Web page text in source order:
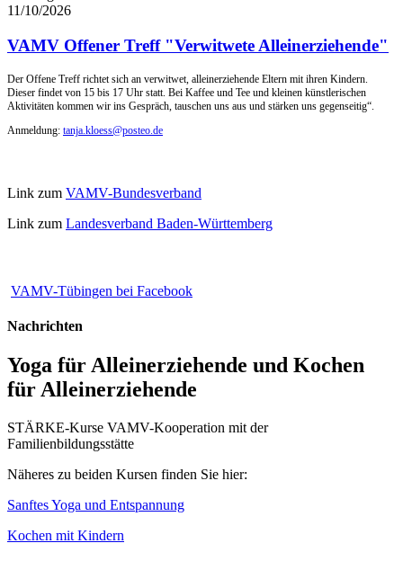
11/10/2026
VAMV Offener Treff "Verwitwete Alleinerziehende"
Der Offene Treff richtet sich an verwitwet, alleinerziehende Eltern mit ihren Kindern.
Dieser findet von 15 bis 17 Uhr statt. Bei Kaffee und Tee und kleinen künstlerischen
Aktivitäten kommen wir ins Gespräch, tauschen uns aus und stärken uns gegenseitig“.
Anmeldung: tanja.kloess@posteo.de
Link zum VAMV-Bundesverband
Link zum Landesverband Baden-Württemberg
VAMV-Tübingen bei Facebook
Nachrichten
Yoga für Alleinerziehende und Kochen
für Alleinerziehende
STÄRKE-Kurse VAMV-Kooperation mit der
Familienbildungsstätte
Näheres zu beiden Kursen finden Sie hier:
Sanftes Yoga und Entspannung
Kochen mit Kindern